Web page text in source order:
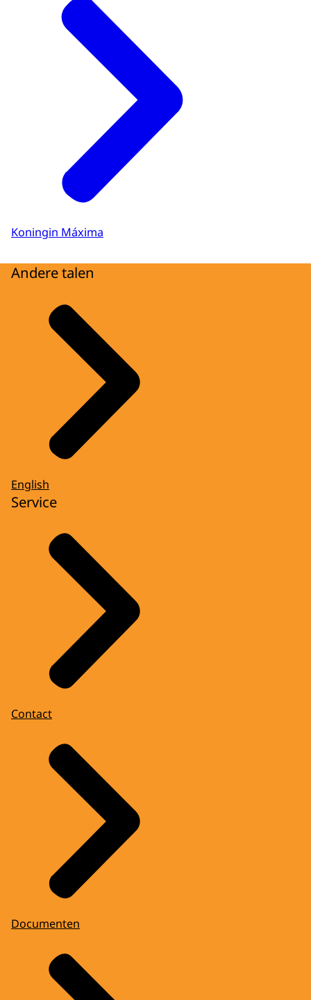
Koningin Máxima
Andere talen
English
Service
Contact
Documenten